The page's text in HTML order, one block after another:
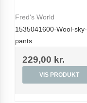
Fred's World
1535041600-Wool-sky-
pants
229,00 kr.
VIS PRODUKT